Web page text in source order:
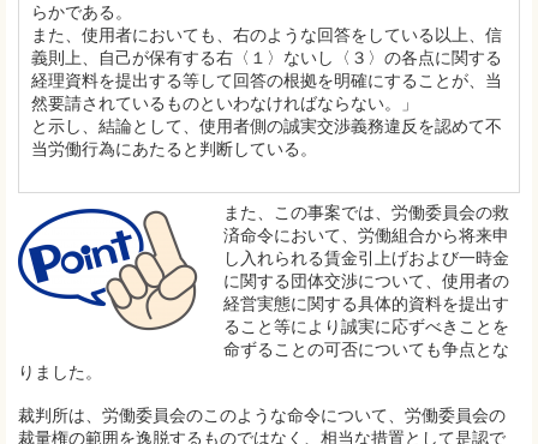
らかである。
また、使用者においても、右のような回答をしている以上、信
義則上、自己が保有する右〈１〉ないし〈３〉の各点に関する
経理資料を提出する等して回答の根拠を明確にすることが、当
然要請されているものといわなければならない。」
と示し、結論として、使用者側の誠実交渉義務違反を認めて不
当労働行為にあたると判断している。
また、この事案では、労働委員会の救
済命令において、労働組合から将来申
し入れられる賃金引上げおよび一時金
に関する団体交渉について、使用者の
経営実態に関する具体的資料を提出す
ること等により誠実に応ずべきことを
命ずることの可否についても争点とな
りました。
裁判所は、労働委員会のこのような命令について、労働委員会の
裁量権の範囲を逸脱するものではなく、相当な措置として是認で